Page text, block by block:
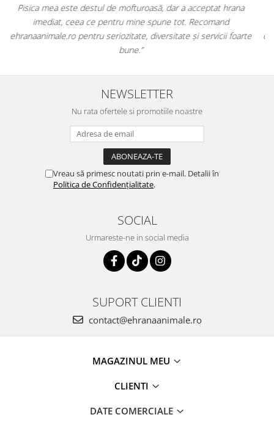
comod să pot comanda tot ce am nevoie pentru animalul meu
dintr-un singur loc. Livrarea a fost rapidă, iar produsele au fost
originale și în termen. Magazin serios, bine organizat și foarte util
pentru orice stăpân de animale.
NEWSLETTER
Nu rata ofertele si promotiile noastre
Vreau să primesc noutati prin e-mail. Detalii în
Politica de Confidențialitate.
SOCIAL
Urmareste-ne in social media
SUPORT CLIENTI
contact@ehranaanimale.ro
MAGAZINUL MEU
CLIENTI
DATE COMERCIALE